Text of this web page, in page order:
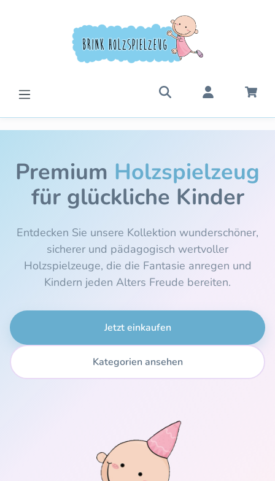
Premium Holzspielzeug
für glückliche Kinder
Entdecken Sie unsere Kollektion wunderschöner,
sicherer und pädagogisch wertvoller
Holzspielzeuge, die die Fantasie anregen und
Kindern jeden Alters Freude bereiten.
Jetzt einkaufen
Kategorien ansehen